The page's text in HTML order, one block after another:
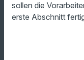
sollen die
erste Abschnitt